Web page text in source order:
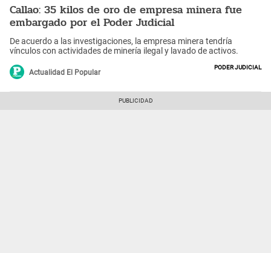
Callao: 35 kilos de oro de empresa minera fue
embargado por el Poder Judicial
De acuerdo a las investigaciones, la empresa minera tendría
vínculos con actividades de minería ilegal y lavado de activos.
Actualidad El Popular
Poder Judicial